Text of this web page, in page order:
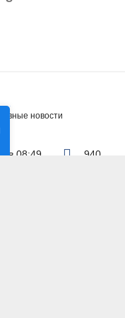
новости
в 08:49 940